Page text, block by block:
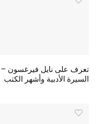
تعرف على نايل فيرغسون –
السيرة الأدبية وأشهر الكتب